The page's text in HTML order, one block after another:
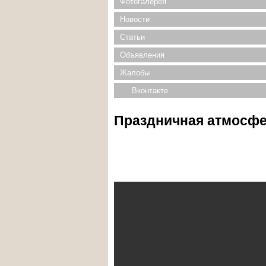
Новости
Статьи
Объявления
Жалобы
Вконтакте
Праздничная